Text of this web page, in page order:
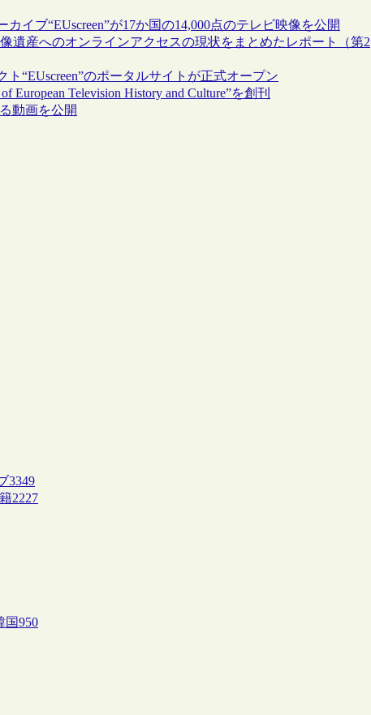
イブ“EUscreen”が17か国の14,000点のテレビ映像を公開
遺産へのオンラインアクセスの現状をまとめたレポート（第2
“EUscreen”のポータルサイトが正式オープン
Television History and Culture”を創刊
動画を公開
3349
2227
国950